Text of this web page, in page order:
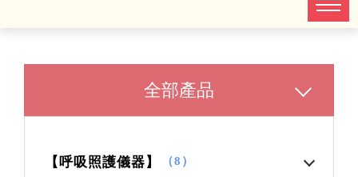
全部產品
【呼吸照護儀器】 （8）